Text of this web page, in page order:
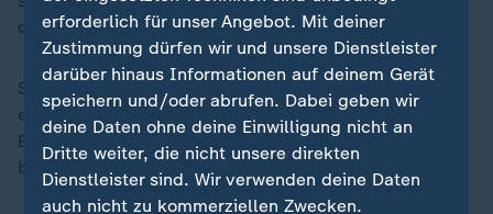
der Para-Leichtathletik zurück.
Stattdessen startete Czyz 2015 mit seiner Frau Elena
eine Weltumsegelung mit einer Prothesenwerkstatt an
Bord, um Prothesen in Entwicklungsländern
bereitzustellen.
erforderlich für unser Angebot. Mit deiner
Zustimmung dürfen wir und unsere Dienstleister
darüber hinaus Informationen auf deinem Gerät
speichern und/oder abrufen. Dabei geben wir
deine Daten ohne deine Einwilligung nicht an
Dritte weiter, die nicht unsere direkten
Dienstleister sind. Wir verwenden deine Daten
auch nicht zu kommerziellen Zwecken.